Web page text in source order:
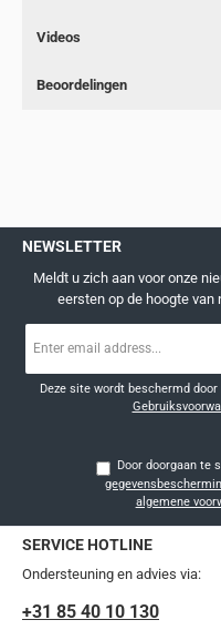
Videos
Beoordelingen
NEWSLETTER
Meldt u zich aan voor onze
eersten op de hoogte van
mailadres
Deze site wordt beschermd door
algemene
SERVICE HOTLINE
Ondersteuning en advies via:
+31 85 40 10 130